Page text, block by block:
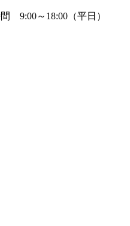
9:00～18:00（平日）